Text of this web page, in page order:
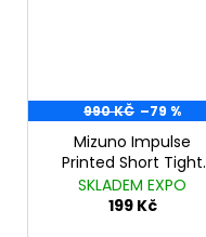
990 KČ –79 %
Mizuno Impulse
Printed Short Tight
J2GB925056 Hot Coral
SKLADEM EXPO
199 Kč